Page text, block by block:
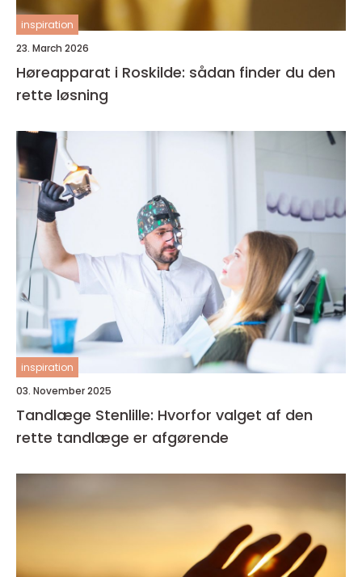
inspiration
23. March 2026
Høreapparat i Roskilde: sådan finder du den
rette løsning
inspiration
03. November 2025
Tandlæge Stenlille: Hvorfor valget af den
rette tandlæge er afgørende